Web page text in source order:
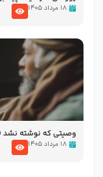
نوانمایش حرامیان در احرام
۱۸ مرداد ۱۴۰۵
وصیتی که نوشته
۱۸ مرداد ۱۴۰۵